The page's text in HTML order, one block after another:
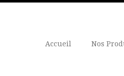
Accueil Nos